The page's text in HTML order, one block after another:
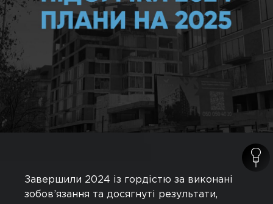
Завершили 2024 із гордістю за виконані
зобов’язання та досягнуті результати,